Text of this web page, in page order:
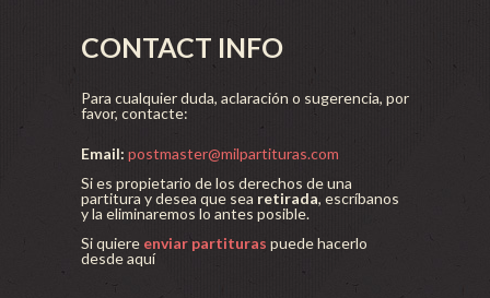
CONTACT INFO
Para cualquier duda, aclaración o sugerencia, por
favor, contacte:
Email: postmaster@milpartituras.com
Si es propietario de los derechos de una
partitura y desea que sea retirada, escríbanos
y la eliminaremos lo antes posible.
Si quiere enviar partituras puede hacerlo
desde aquí